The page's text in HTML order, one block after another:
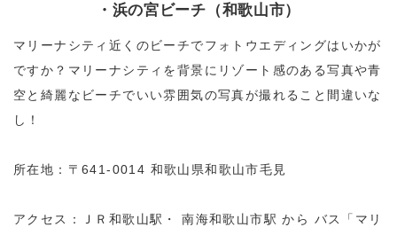
・浜の宮ビーチ（和歌山市）
マリーナシティ近くのビーチでフォトウエディングはいかが
ですか？マリーナシティを背景にリゾート感のある写真や青
空と綺麗なビーチでいい雰囲気の写真が撮れること間違いな
し！
所在地：〒641-0014 和歌山県和歌山市毛見
アクセス：ＪＲ和歌山駅・ 南海和歌山市駅 から バス「マリ